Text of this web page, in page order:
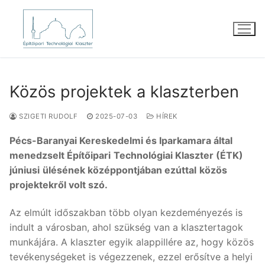
Ugrás
tartalomra
Közös projektek a klaszterben
SZIGETI RUDOLF 2025-07-03 HÍREK
Pécs-Baranyai Kereskedelmi és Iparkamara által
menedzselt Építőipari Technológiai Klaszter (ÉTK)
júniusi ülésének középpontjában ezúttal közös
projektekről volt szó.
Az elmúlt időszakban több olyan kezdeményezés is
indult a városban, ahol szükség van a klasztertagok
munkájára. A klaszter egyik alappillére az, hogy közös
tevékenységeket is végezzenek, ezzel erősítve a helyi